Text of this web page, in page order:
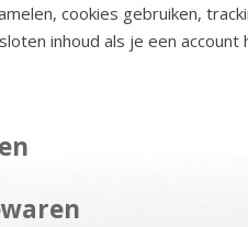
cookies gebruiken,
inhoud als je een